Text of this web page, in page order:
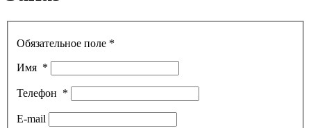
Обязательное поле *
*
*
E-mail